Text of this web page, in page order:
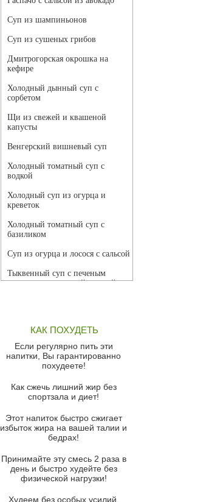
Суп из шампиньонов
Суп из сушеных грибов
Дмитрогорская окрошка на
кефире
Холодный дынный суп с
сорбетом
Щи из свежей и квашеной
капусты
Венгерский вишневый суп
Холодный томатный суп с
водкой
Холодный суп из огурца и
креветок
Холодный томатный суп с
базиликом
Суп из огурца и лосося с сальсой
Тыквенный суп с печеным
чесноком и томатной сальсой
красного перца
Парижский луковый суп
Суп из спаржи и горошка с
Суп-крем из цветной капусты
Французский луковый суп
Суп из баклажанов с моцареллой
Грибной крем-суп с кростини с
козьим сыром
Суп мисо с зеленым луком и
КАК ПОХУДЕТЬ
Если регулярно пить эти
напитки, Вы гарантированно
похудеете!
Как сжечь лишний жир без
спортзала и диет!
Этот напиток быстро сжигает
избыток жира на вашей талии и
бедрах!
Принимайте эту смесь 2 раза в
день и быстро худейте без
физической нагрузки!
Худеем без особых усилий,